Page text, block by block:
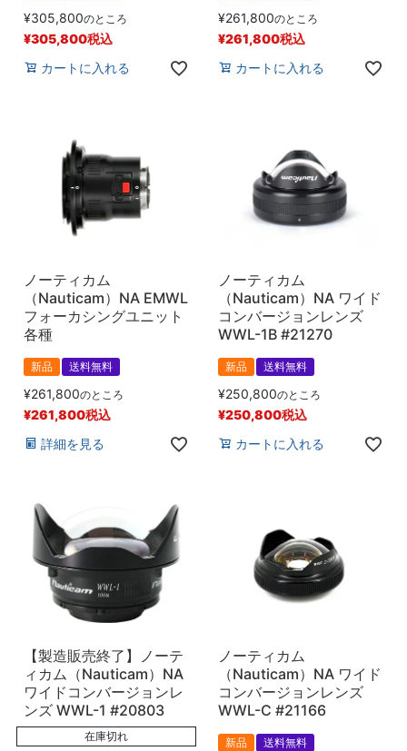
¥305,800のところ
¥305,800税込
カートに入れる
¥261,800のところ
¥261,800税込
カートに入れる
ノーティカム
（Nauticam）NA EMWL
フォーカシングユニット
各種
新品 送料無料
¥261,800のところ
¥261,800税込
詳細を見る
ノーティカム
（Nauticam）NA ワイド
コンバージョンレンズ
WWL-1B #21270
新品 送料無料
¥250,800のところ
¥250,800税込
カートに入れる
【製造販売終了】ノーテ
ィカム（Nauticam）NA
ワイドコンバージョンレ
ンズ WWL-1 #20803
在庫切れ
ノーティカム
（Nauticam）NA ワイド
コンバージョンレンズ
WWL-C #21166
新品 送料無料